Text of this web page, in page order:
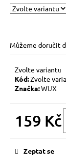
Můžeme doručit
Zvolte variantu
Kód:Zvolte
Značka:WUX
159 Kč
Zeptat se
D
o
r
u
e
m
HEMATITOVÉ